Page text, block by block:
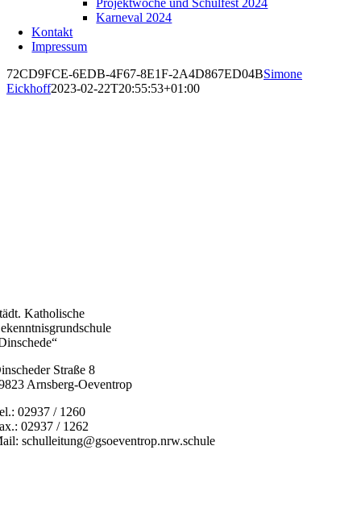
Projektwoche und Schulfest 2024
Karneval 2024
Kontakt
Impressum
72CD9FCE-6EDB-4F67-8E1F-2A4D867ED04BSimone
Eickhoff2023-02-22T20:55:53+01:00
Katholische
Straße 8
Arnsberg-Oeventrop
02937 / 1260
02937 / 1262
schulleitung@gsoeventrop.nrw.schule